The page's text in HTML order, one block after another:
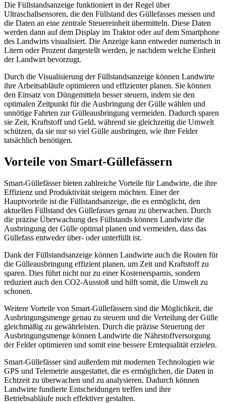
Die Füllstandsanzeige funktioniert in der Regel über
Ultraschallsensoren, die den Füllstand des Güllefasses messen und
die Daten an eine zentrale Steuereinheit übermitteln. Diese Daten
werden dann auf dem Display im Traktor oder auf dem Smartphone
des Landwirts visualisiert. Die Anzeige kann entweder numerisch in
Litern oder Prozent dargestellt werden, je nachdem welche Einheit
der Landwirt bevorzugt.
Durch die Visualisierung der Füllstandsanzeige können Landwirte
ihre Arbeitsabläufe optimieren und effizienter planen. Sie können
den Einsatz von Düngemitteln besser steuern, indem sie den
optimalen Zeitpunkt für die Ausbringung der Gülle wählen und
unnötige Fahrten zur Gülleausbringung vermeiden. Dadurch sparen
sie Zeit, Kraftstoff und Geld, während sie gleichzeitig die Umwelt
schützen, da sie nur so viel Gülle ausbringen, wie ihre Felder
tatsächlich benötigen.
Vorteile von Smart-Güllefässern
Smart-Güllefässer bieten zahlreiche Vorteile für Landwirte, die ihre
Effizienz und Produktivität steigern möchten. Einer der
Hauptvorteile ist die Füllstandsanzeige, die es ermöglicht, den
aktuellen Füllstand des Güllefasses genau zu überwachen. Durch
die präzise Überwachung des Füllstands können Landwirte die
Ausbringung der Gülle optimal planen und vermeiden, dass das
Güllefass entweder über- oder unterfüllt ist.
Dank der Füllstandsanzeige können Landwirte auch die Routen für
die Gülleausbringung effizient planen, um Zeit und Kraftstoff zu
sparen. Dies führt nicht nur zu einer Kostenersparnis, sondern
reduziert auch den CO2-Ausstoß und hilft somit, die Umwelt zu
schonen.
Weitere Vorteile von Smart-Güllefässern sind die Möglichkeit, die
Ausbringungsmenge genau zu steuern und die Verteilung der Gülle
gleichmäßig zu gewährleisten. Durch die präzise Steuerung der
Ausbringungsmenge können Landwirte die Nährstoffversorgung
der Felder optimieren und somit eine bessere Erntequalität erzielen.
Smart-Güllefässer sind außerdem mit modernen Technologien wie
GPS und Telemetrie ausgestattet, die es ermöglichen, die Daten in
Echtzeit zu überwachen und zu analysieren. Dadurch können
Landwirte fundierte Entscheidungen treffen und ihre
Betriebsabläufe noch effektiver gestalten.